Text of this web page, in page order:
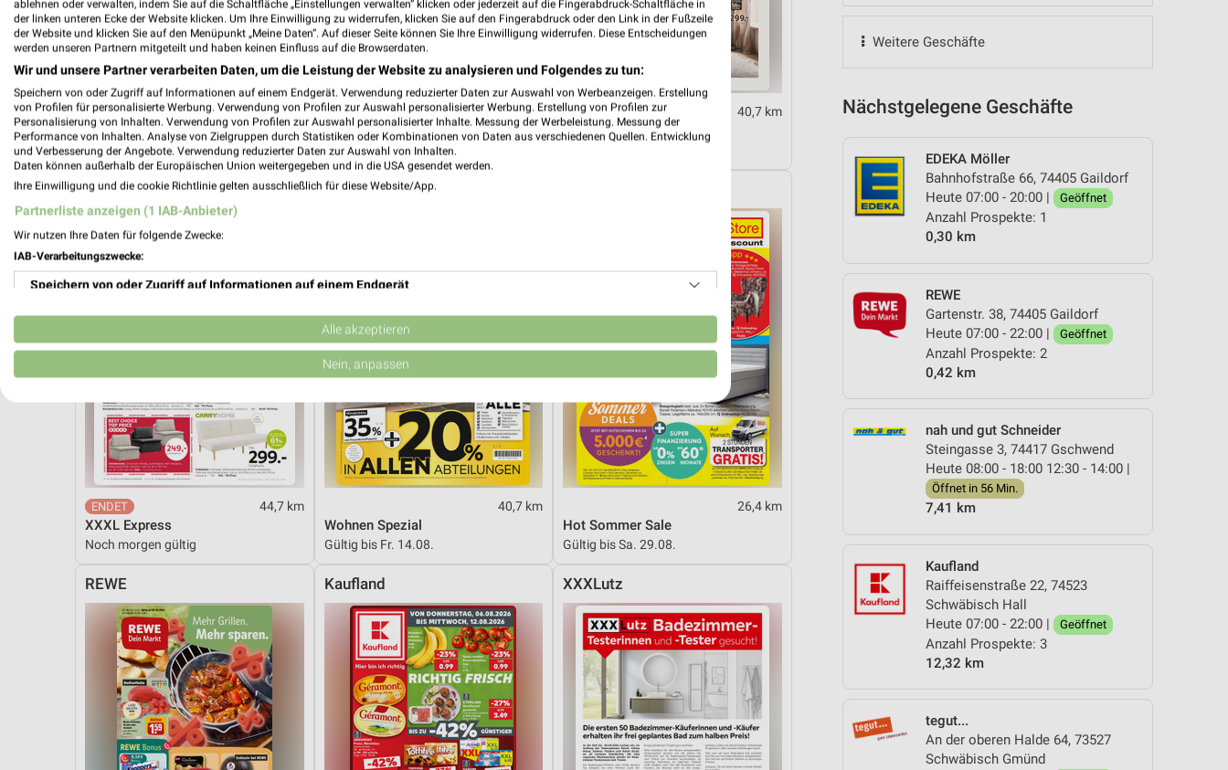
Weitere Geschäfte
Nächstgelegene Geschäfte
EDEKA Möller
Bahnhofstraße 66, 74405 Gaildorf
Heute 07:00 - 20:00 |
Geöffnet
Anzahl Prospekte: 1
0,30 km
REWE
Gartenstr. 38, 74405 Gaildorf
Heute 07:00 - 22:00 |
Geöffnet
Anzahl Prospekte: 2
0,42 km
nah und gut Schneider
Steingasse 3, 74417 Gschwend
Heute 08:00 - 18:00 12:30 - 14:00 |
Öffnet in 56 Min.
7,41 km
Kaufland
Raiffeisenstraße 22, 74523
Schwäbisch Hall
Heute 07:00 - 22:00 |
Geöffnet
Anzahl Prospekte: 3
12,32 km
tegut...
An der oberen Halde 64, 73527
Schwäbisch Gmünd
7,3 km
Angebote ab 03.08.
Gültig bis Sa. 08.08.
21,9 km
Angebote ab 01.08.
Noch morgen gültig
40,7 km
Dieter Knoll
XXXLutz
44,7 km
XXXL Express
Noch morgen gültig
XXXLutz
40,7 km
Wohnen Spezial
Gültig bis Fr. 14.08.
26,4 km
Hot Sommer Sale
Gültig bis Sa. 29.08.
REWE Kaufland XXXLutz
ablehnen oder verwalten, indem Sie auf die Schaltfläche „Einstellungen verwalten“ klicken oder jederzeit auf die Fingerabdruck-Schaltfläche in
der linken unteren Ecke der Website klicken. Um Ihre Einwilligung zu widerrufen, klicken Sie auf den Fingerabdruck oder den Link in der Fußzeile
der Website und klicken Sie auf den Menüpunkt „Meine Daten“. Auf dieser Seite können Sie Ihre Einwilligung widerrufen. Diese Entscheidungen
werden unseren Partnern mitgeteilt und haben keinen Einfluss auf die Browserdaten.
Wir und unsere Partner verarbeiten Daten, um die Leistung der Website zu analysieren und Folgendes zu tun:
Speichern von oder Zugriff auf Informationen auf einem Endgerät. Verwendung reduzierter Daten zur Auswahl von Werbeanzeigen. Erstellung
von Profilen für personalisierte Werbung. Verwendung von Profilen zur Auswahl personalisierter Werbung. Erstellung von Profilen zur
Personalisierung von Inhalten. Verwendung von Profilen zur Auswahl personalisierter Inhalte. Messung der Werbeleistung. Messung der
Performance von Inhalten. Analyse von Zielgruppen durch Statistiken oder Kombinationen von Daten aus verschiedenen Quellen. Entwicklung
und Verbesserung der Angebote. Verwendung reduzierter Daten zur Auswahl von Inhalten.
Daten können außerhalb der Europäischen Union weitergegeben und in die USA gesendet werden.
Ihre Einwilligung und die cookie Richtlinie gelten ausschließlich für diese Website/App.
Partnerliste anzeigen (1 IAB-Anbieter)
Wir nutzen Ihre Daten für folgende Zwecke:
IAB-Verarbeitungszwecke:
Speichern von oder Zugriff auf Informationen auf einem Endgerät
Verwendung reduzierter Daten zur Auswahl von Werbeanzeigen
Erstellung von Profilen für personalisierte Werbung
Erstellung von Profilen zur Personalisierung von Inhalten
Verwendung von Profilen zur Auswahl personalisierter Inhalte
Messung der Werbeleistung
Messung der Performance von Inhalten
Analyse von Zielgruppen durch Statistiken oder Kombinationen von Daten aus verschiedenen
Entwicklung und Verbesserung der Angebote
Verwendung reduzierter Daten zur Auswahl von Inhalten
Verwendung genauer Standortdaten
Alle akzeptieren
Nein, anpassen